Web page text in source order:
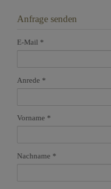
Anfrage senden
E-Mail
Anrede
Vorname
Nachname